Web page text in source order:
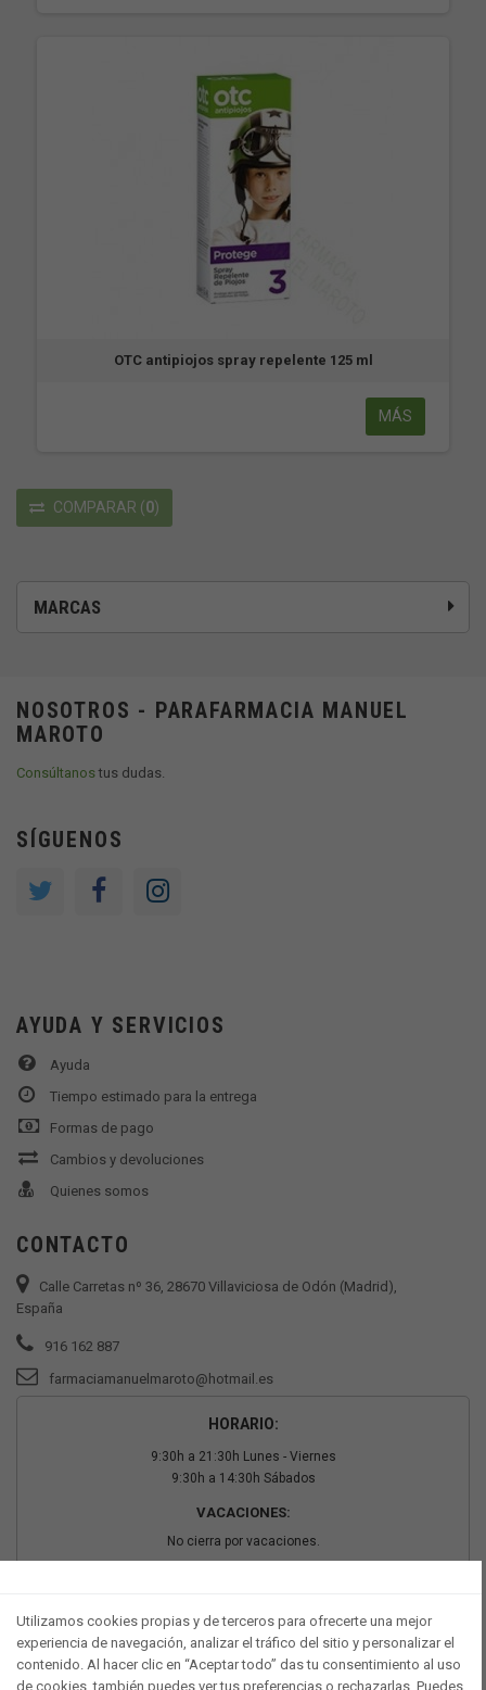
MARCAS
OTC antipiojos spray repelente 125 ml
MÁS
COMPARAR (0)
NOSOTROS - PARAFARMACIA MANUEL
MAROTO
Consúltanostus dudas.
SÍGUENOS
AYUDA Y SERVICIOS
Ayuda
Tiempo estimado para la entrega
Formas de pago
Cambios y devoluciones
Quienes somos
CONTACTO
Calle Carretas nº 36, 28670 Villaviciosa de Odón (Madrid),
España
916 162 887
farmaciamanuelmaroto@hotmail.es
HORARIO:
9:30h a 21:30h Lunes - Viernes
9:30h a 14:30h Sábados
VACACIONES:
No cierra por vacaciones.
Utilizamos cookies propias y de terceros para ofrecerte una mejor
experiencia de navegación, analizar el tráfico del sitio y personalizar el
contenido. Al hacer clic en “Aceptar todo” das tu consentimiento al uso
de cookies, también puedes ver tus preferencias o rechazarlas. Puedes